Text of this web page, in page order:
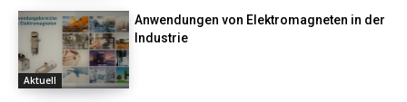
Aktuell
Anwendungen von Elektromagneten in der
Industrie